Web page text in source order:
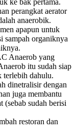
ke bak pertama.
perangkat aerator
anaerobik.
apapun untuk
sampah organiknya
Anaerob yang
itu sudah siap
terlebih dahulu.
dinetralisir dengan
juga membantu
(sebab sudah berisi
restoran dan